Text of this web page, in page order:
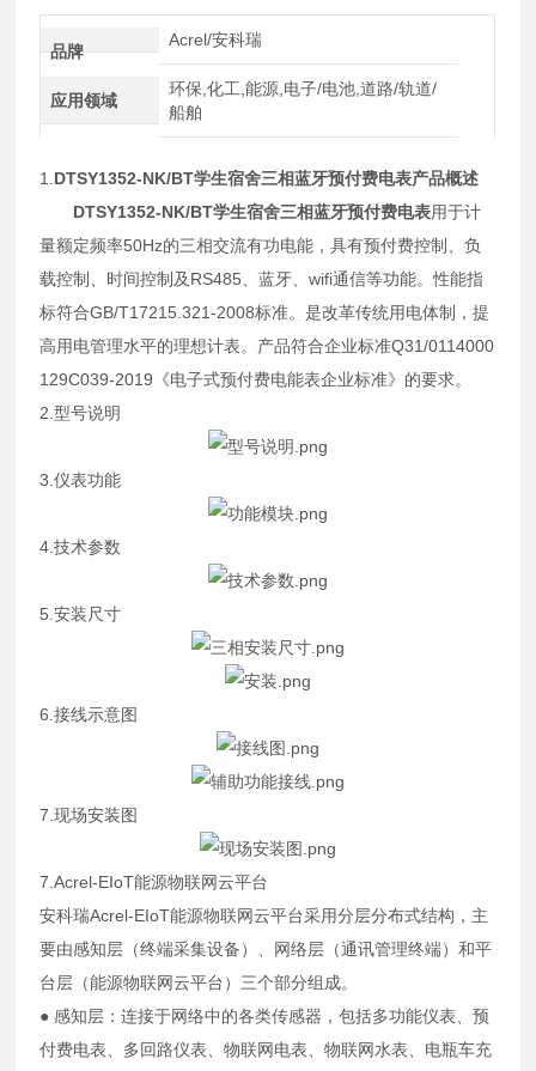
品牌
Acrel/安科瑞
应用领域
环保,化工,能源,电子/电池,道路/轨道/
船舶
1. DTSY1352-NK/BT学生宿舍三相蓝牙预付费电表产品概述
DTSY1352-NK/BT学生宿舍三相蓝牙预付费电表用于计
量额定频率50Hz的三相交流有功电能，具有预付费控制、负
载控制、时间控制及RS485、蓝牙、wifi通信等功能。性能指
标符合GB/T17215.321-2008标准。是改革传统用电体制，提
高用电管理水平的理想计表。产品符合企业标准Q31/0114000
129C039-2019《电子式预付费电能表企业标准》的要求。
2.型号说明
3.仪表功能
4.技术参数
5.安装尺寸
6.接线示意图
7.现场安装图
7.Acrel-EIoT能源物联网云平台
安科瑞Acrel-EIoT能源物联网云平台采用分层分布式结构，主
要由感知层（终端采集设备）、网络层（通讯管理终端）和平
台层（能源物联网云平台）三个部分组成。
● 感知层：连接于网络中的各类传感器，包括多功能仪表、预
付费电表、多回路仪表、物联网电表、物联网水表、电瓶车充